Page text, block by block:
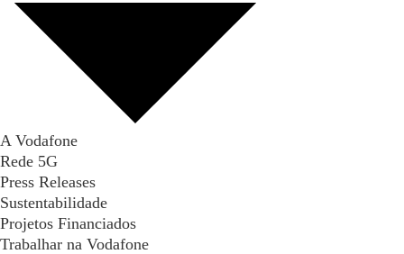
A Vodafone
Rede 5G
Press Releases
Sustentabilidade
Projetos Financiados
Trabalhar na Vodafone